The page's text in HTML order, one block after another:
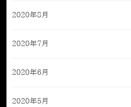
2020年8月
2020年7月
2020年6月
2020年5月